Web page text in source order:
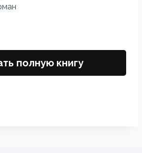
полную книгу